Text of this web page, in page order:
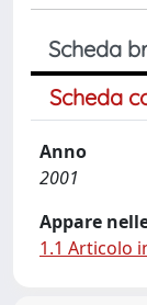
Scheda
Scheda
Anno
2001
Appare
1.1 Articolo